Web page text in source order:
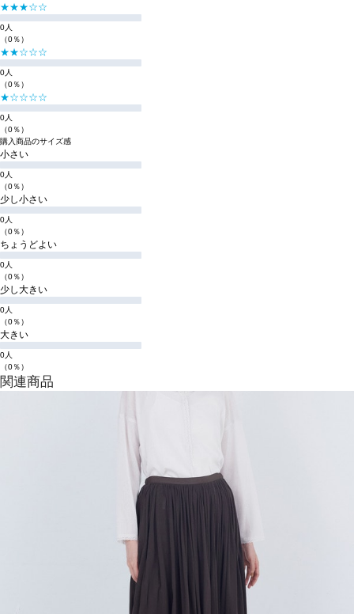
★★★☆☆
0人
（0％）
★★☆☆☆
0人
（0％）
★☆☆☆☆
0人
（0％）
購入商品のサイズ感
小さい
0人
（0％）
少し小さい
0人
（0％）
ちょうどよい
0人
（0％）
少し大きい
0人
（0％）
大きい
0人
（0％）
関連商品